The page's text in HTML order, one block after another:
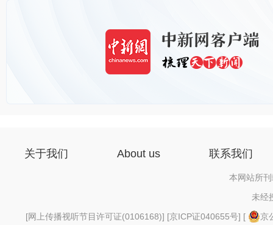
关于我们 About us 联系我们
本网站所
未经
[网上传播视听节目许可证(0106168)] [京ICP证040655号] [
京